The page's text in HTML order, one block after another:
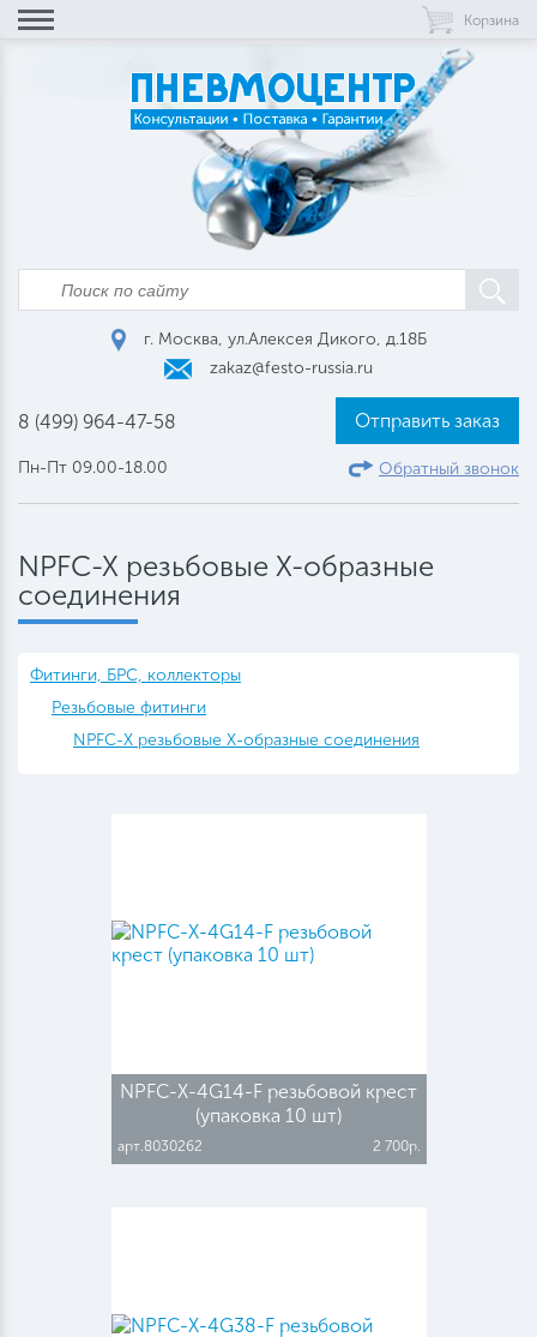
Корзина
г. Москва, ул.Алексея Дикого, д.18Б
zakaz@festo-russia.ru
8 (499) 964-47-58
Пн-Пт 09.00-18.00
Отправить заказ
Обратный звонок
NPFC-X резьбовые X-образные
соединения
Фитинги, БРС, коллекторы
Резьбовые фитинги
NPFC-X резьбовые X-образные соединения
NPFC-X-4G14-F резьбовой крест
(упаковка 10 шт)
арт.8030262 2 700р.